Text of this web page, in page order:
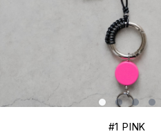
#1 PINK